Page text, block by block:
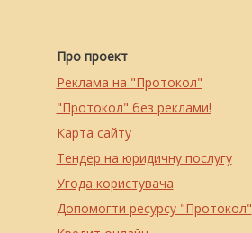
Про проект
Реклама на "Протокол"
"Протокол" без реклами!
Карта сайту
Тендер на юридичну послугу
Угода користувача
Допомогти ресурсу "Протокол"